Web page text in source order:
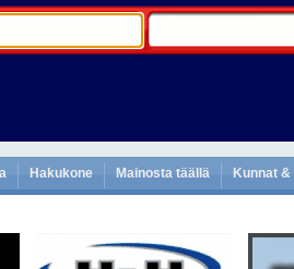
Hakukone Mainosta täällä Kunnat